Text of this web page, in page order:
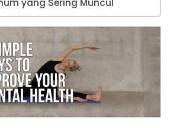
yang Sering Muncul